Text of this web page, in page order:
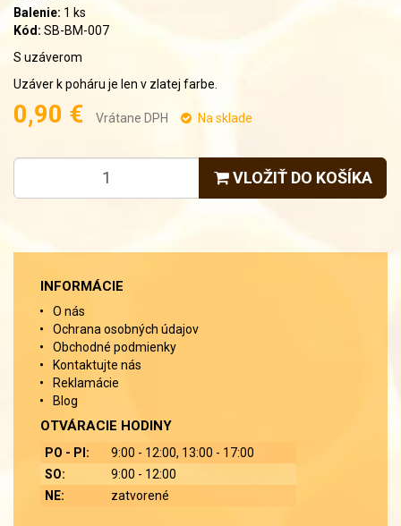
Balenie: 1 ks
Kód: SB-BM-007
S uzáverom
Uzáver k poháru je len v zlatej farbe.
0,90 € Vrátane DPH Na sklade
VLOŽIŤ DO KOŠÍKA
INFORMÁCIE
O nás
Ochrana osobných údajov
Obchodné podmienky
Kontaktujte nás
Reklamácie
Blog
OTVÁRACIE HODINY
PO - PI:
9:00 - 12:00, 13:00 - 17:00
SO:
9:00 - 12:00
NE:
zatvorené